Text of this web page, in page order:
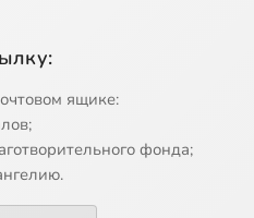
ящике:
фонда;